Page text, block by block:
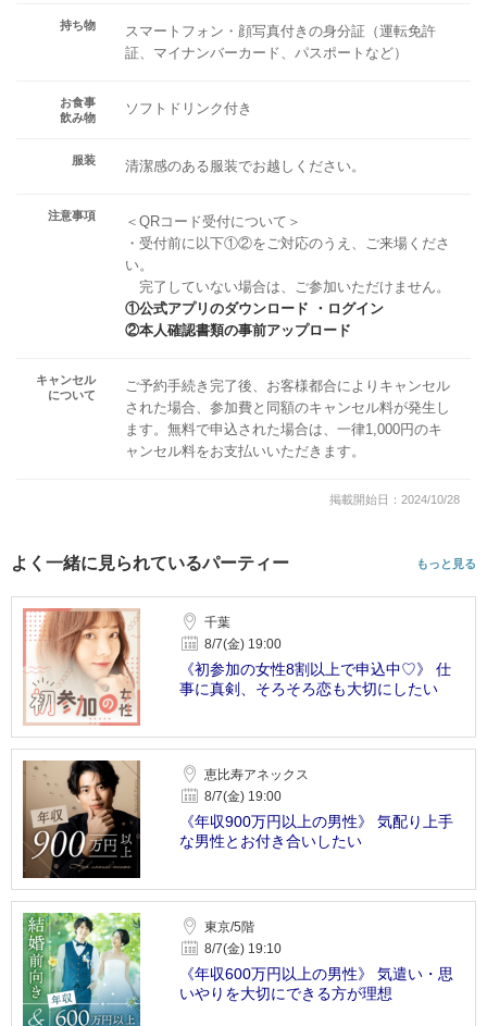
持ち物
スマートフォン・顔写真付きの身分証（運転免許
証、マイナンバーカード、パスポートなど）
お食事
飲み物
ソフトドリンク付き
服装 清潔感のある服装でお越しください。
注意事項
＜QRコード受付について＞
・受付前に以下①②をご対応のうえ、ご来場くださ
い。
完了していない場合は、ご参加いただけません。
①公式アプリのダウンロード ・ログイン
②本人確認書類の事前アップロード
キャンセル
について
ご予約手続き完了後、お客様都合によりキャンセル
された場合、参加費と同額のキャンセル料が発生し
ます。無料で申込された場合は、一律1,000円のキ
ャンセル料をお支払いいただきます。
掲載開始日：2024/10/28
よく一緒に見られているパーティー もっと見る
千葉
8/7(金) 19:00
《初参加の女性8割以上で申込中♡》 仕
事に真剣、そろそろ恋も大切にしたい
恵比寿アネックス
8/7(金) 19:00
《年収900万円以上の男性》 気配り上手
な男性とお付き合いしたい
東京/5階
8/7(金) 19:10
《年収600万円以上の男性》 気遣い・思
いやりを大切にできる方が理想